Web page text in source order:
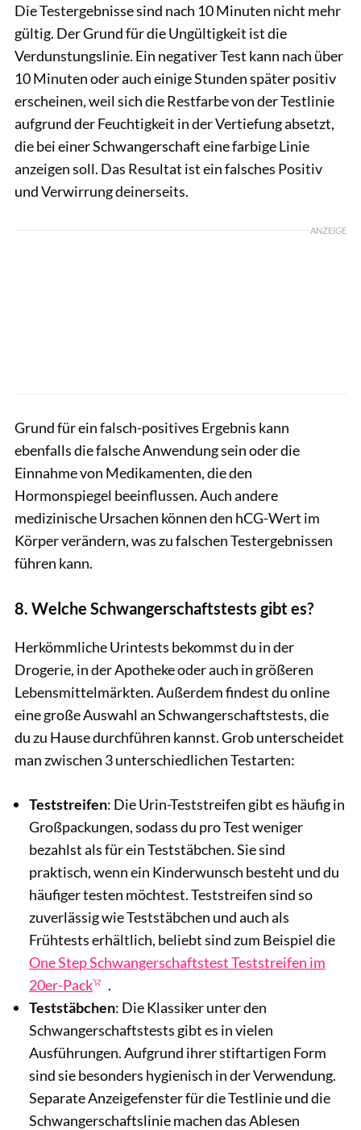
Die Testergebnisse sind nach 10 Minuten nicht mehr
gültig. Der Grund für die Ungültigkeit ist die
Verdunstungslinie. Ein negativer Test kann nach über
10 Minuten oder auch einige Stunden später positiv
erscheinen, weil sich die Restfarbe von der Testlinie
aufgrund der Feuchtigkeit in der Vertiefung absetzt,
die bei einer Schwangerschaft eine farbige Linie
anzeigen soll. Das Resultat ist ein falsches Positiv
und Verwirrung deinerseits.
ANZEIGE
Grund für ein falsch-positives Ergebnis kann
ebenfalls die falsche Anwendung sein oder die
Einnahme von Medikamenten, die den
Hormonspiegel beeinflussen. Auch andere
medizinische Ursachen können den hCG-Wert im
Körper verändern, was zu falschen Testergebnissen
führen kann.
8. Welche Schwangerschaftstests gibt es?
Herkömmliche Urintests bekommst du in der
Drogerie, in der Apotheke oder auch in größeren
Lebensmittelmärkten. Außerdem findest du online
eine große Auswahl an Schwangerschaftstests, die
du zu Hause durchführen kannst. Grob unterscheidet
man zwischen 3 unterschiedlichen Testarten:
Teststreifen: Die Urin-Teststreifen gibt es häufig in
Großpackungen, sodass du pro Test weniger
bezahlst als für ein Teststäbchen. Sie sind
praktisch, wenn ein Kinderwunsch besteht und du
häufiger testen möchtest. Teststreifen sind so
zuverlässig wie Teststäbchen und auch als
Frühtests erhältlich, beliebt sind zum Beispiel die
One Step Schwangerschaftstest Teststreifen im
20er-Pack
.
Teststäbchen: Die Klassiker unter den
Schwangerschaftstests gibt es in vielen
Ausführungen. Aufgrund ihrer stiftartigen Form
sind sie besonders hygienisch in der Verwendung.
Separate Anzeigefenster für die Testlinie und die
Schwangerschaftslinie machen das Ablesen